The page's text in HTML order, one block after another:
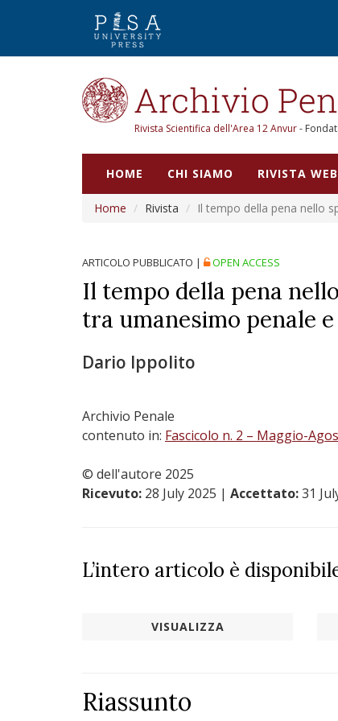
Rivista Scientifica dell'Area 12 Anvur-
HOME CHI SIAMO RIVISTA WEB
Home Rivista Il tempo della pena nello
ARTICOLO PUBBLICATO | OPEN ACCESS
Il tempo della pena
tra umanesimo penale
Dario Ippolito
Archivio Penale
contenuto in: Fascicolo n. 2 – Maggio-
© dell'autore 2025
Ricevuto: 28 July 2025 | Accettato:31
L’intero articolo è
VISUALIZZA
Riassunto